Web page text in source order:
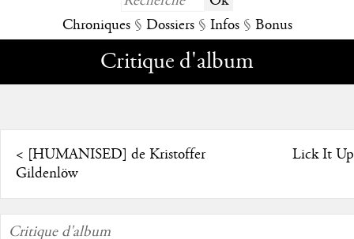
Chroniques § Dossiers § Infos § Bonus
Critique d'album
< [HUMANISED] de Kristoffer
Gildenlöw
Lick It
Critique d'album